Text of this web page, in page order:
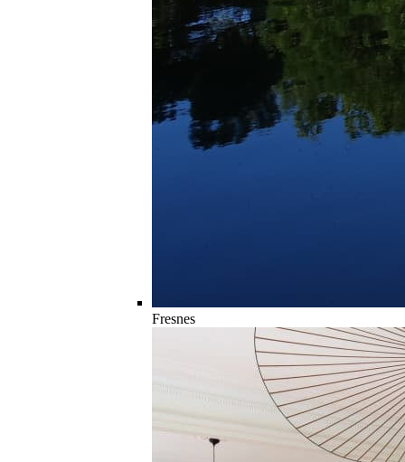
Fresnes